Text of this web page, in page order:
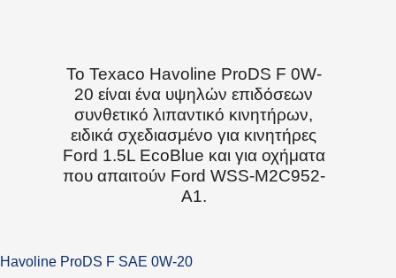
Το Texaco Havoline ProDS F 0W-
20 είναι ένα υψηλών επιδόσεων
συνθετικό λιπαντικό κινητήρων,
ειδικά σχεδιασμένο για κινητήρες
Ford 1.5L EcoBlue και για οχήματα
που απαιτούν Ford WSS-M2C952-
A1.
Havoline ProDS F SAE 0W-20